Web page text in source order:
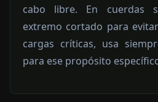
cabo libre. En cuerdas
extremo cortado para
cargas críticas, usa
para ese propósito